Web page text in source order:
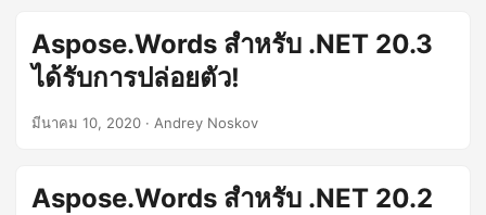
Aspose.Words สำหรับ .NET 20.3
ได้รับการปล่อยตัว!
มีนาคม 10, 2020 · Andrey Noskov
Aspose.Words สำหรับ .NET 20.2